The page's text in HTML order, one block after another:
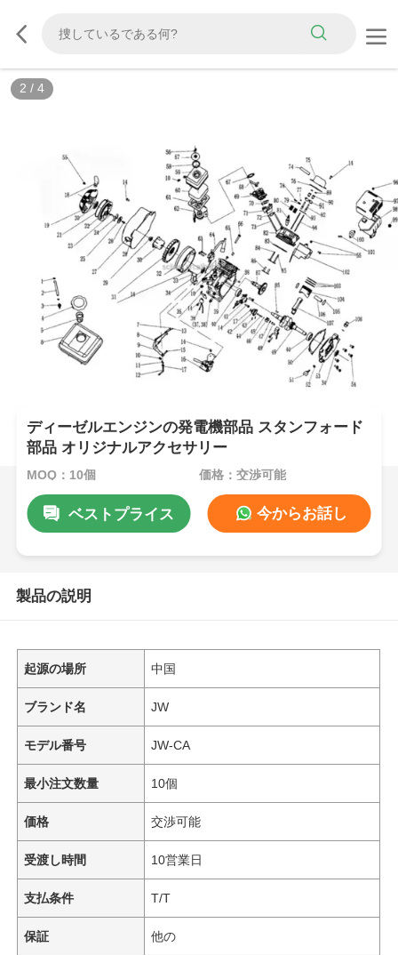
2 / 4
ディーゼルエンジンの発電機部品 スタンフォード
部品 オリジナルアクセサリー
MOQ：10個 価格：交渉可能
ベストプライス 今からお話し
製品の説明
起源の場所 中国
ブランド名 JW
モデル番号 JW-CA
最小注文数量 10個
価格 交渉可能
受渡し時間 10営業日
支払条件 T/T
保証 他の